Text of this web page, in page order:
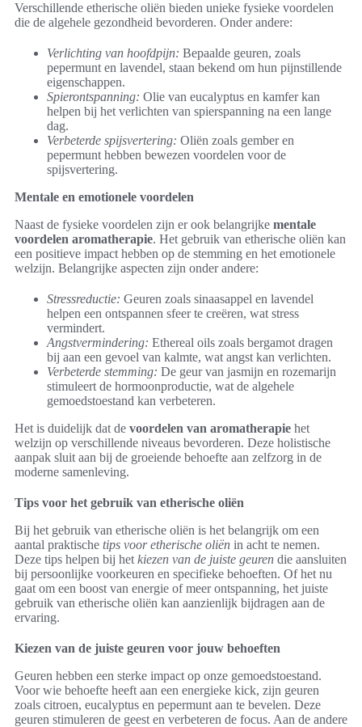
Verschillende etherische oliën bieden unieke fysieke voordelen
die de algehele gezondheid bevorderen. Onder andere:
Verlichting van hoofdpijn: Bepaalde geuren, zoals
pepermunt en lavendel, staan bekend om hun pijnstillende
eigenschappen.
Spierontspanning: Olie van eucalyptus en kamfer kan
helpen bij het verlichten van spierspanning na een lange
dag.
Verbeterde spijsvertering: Oliën zoals gember en
pepermunt hebben bewezen voordelen voor de
spijsvertering.
Mentale en emotionele voordelen
Naast de fysieke voordelen zijn er ook belangrijke mentale
voordelen aromatherapie. Het gebruik van etherische oliën kan
een positieve impact hebben op de stemming en het emotionele
welzijn. Belangrijke aspecten zijn onder andere:
Stressreductie: Geuren zoals sinaasappel en lavendel
helpen een ontspannen sfeer te creëren, wat stress
vermindert.
Angstvermindering: Ethereal oils zoals bergamot dragen
bij aan een gevoel van kalmte, wat angst kan verlichten.
Verbeterde stemming: De geur van jasmijn en rozemarijn
stimuleert de hormoonproductie, wat de algehele
gemoedstoestand kan verbeteren.
Het is duidelijk dat de voordelen van aromatherapie het
welzijn op verschillende niveaus bevorderen. Deze holistische
aanpak sluit aan bij de groeiende behoefte aan zelfzorg in de
moderne samenleving.
Tips voor het gebruik van etherische oliën
Bij het gebruik van etherische oliën is het belangrijk om een
aantal praktische tips voor etherische oliën in acht te nemen.
Deze tips helpen bij het kiezen van de juiste geuren die aansluiten
bij persoonlijke voorkeuren en specifieke behoeften. Of het nu
gaat om een boost van energie of meer ontspanning, het juiste
gebruik van etherische oliën kan aanzienlijk bijdragen aan de
ervaring.
Kiezen van de juiste geuren voor jouw behoeften
Geuren hebben een sterke impact op onze gemoedstoestand.
Voor wie behoefte heeft aan een energieke kick, zijn geuren
zoals citroen, eucalyptus en pepermunt aan te bevelen. Deze
geuren stimuleren de geest en verbeteren de focus. Aan de andere